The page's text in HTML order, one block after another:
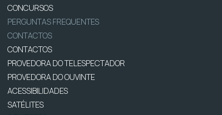
CONCURSOS
PERGUNTAS FREQUENTES
CONTACTOS
CONTACTOS
PROVEDORA DO TELESPECTADOR
PROVEDORA DO OUVINTE
ACESSIBILIDADES
SATÉLITES